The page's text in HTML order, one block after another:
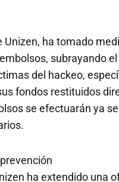
Unizen, ha tomado
subrayando
del hackeo,
fondos restituidos
se efectuarán ya
ha extendido una